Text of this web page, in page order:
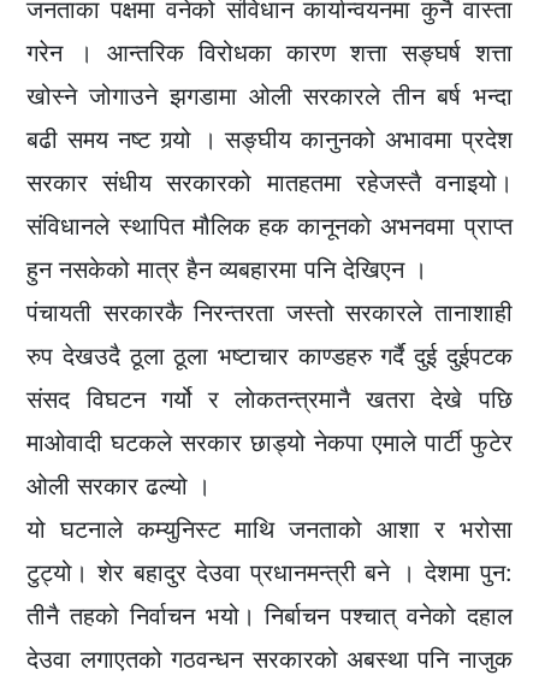
जनताका पक्षमा वनेको संविधान कार्यान्वयनमा कुनै वास्ता
गरेन । आन्तरिक विरोधका कारण शत्ता सङ्घर्ष शत्ता
खोस्ने जोगाउने झगडामा ओली सरकारले तीन बर्ष भन्दा
बढी समय नष्ट गर्‍यो । सङ्घीय कानुनको अभावमा प्रदेश
सरकार संधीय सरकारको मातहतमा रहेजस्तै वनाइयो।
संविधानले स्थापित मौलिक हक कानूनकाे अभनवमा प्राप्त
हुन नसकेको मात्र हैन व्यबहारमा पनि देखिएन ।
पंचायती सरकारकै निरन्तरता जस्तो सरकारले तानाशाही
रुप देखउदै ठूला ठूला भष्टाचार काण्डहरु गर्दै दुई दुईपटक
संसद विघटन गर्यो र लाेकतन्त्रमानै खतरा देखे पछि
माओवादी घटकले सरकार छाड्यो नेकपा एमाले पार्टी फुटेर
ओली सरकार ढल्यो ।
यो घटनाले कम्युनिस्ट माथि जनताको आशा र भरोसा
टुट्यो। शेर बहादुर देउवा प्रधानमन्त्री बने । देशमा पुन:
तीनै तहको निर्वाचन भयो। निर्बाचन पश्चात् वनेको दहाल
देउवा लगाएतको गठवन्धन सरकारको अबस्था पनि नाजुक